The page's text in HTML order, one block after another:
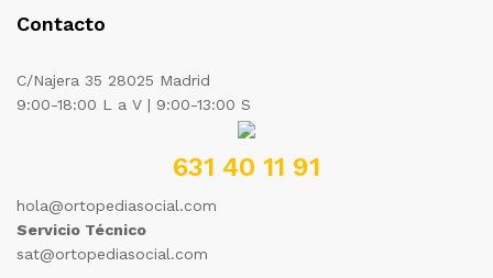
Contacto
C/Najera 35 28025 Madrid
9:00-18:00 L a V | 9:00-13:00 S
631 40 11 91
hola@ortopediasocial.com
Servicio Técnico
sat@ortopediasocial.com